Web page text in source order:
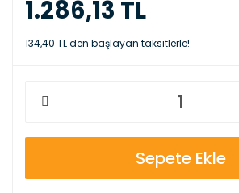
1.286,13 TL
134,40 TL den başlayan taksitlerle!
Sepete Ekle